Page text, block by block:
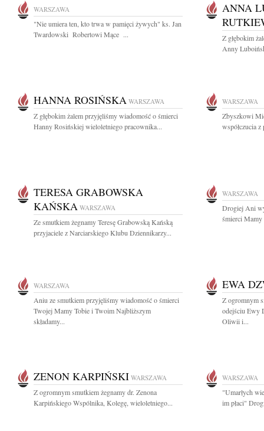
WARSZAWA
"Nie umiera ten, kto trwa w pamięci żywych" ks. Jan
Twardowski Robertowi Mące ...
ANNA
Z głębokim
Anny
HANNA ROSIŃSKA WARSZAWA
Z głębokim żalem przyjęliśmy wiadomość o śmierci
Hanny Rosińskiej wieloletniego pracownika...
WARSZAWA
Zbyszkowi
współczucia
TERESA GRABOWSKA
KAŃSKA WARSZAWA
Ze smutkiem żegnamy Teresę Grabowską Kańską
przyjaciele z Narciarskiego Klubu Dziennikarzy...
WARSZAWA
Drogiej Ani
śmierci Mamy
WARSZAWA
Aniu ze smutkiem przyjęliśmy wiadomość o śmierci
Twojej Mamy Tobie i Twoim Najbliższym
składamy...
EWA
Z ogromnym
odejściu Ewy
Oliwii i...
ZENON KARPIŃSKI WARSZAWA
Z ogromnym smutkiem żegnamy dr. Zenona
Karpińskiego Wspólnika, Kolegę, wieloletniego...
WARSZAWA
"Umarłych
im płaci"